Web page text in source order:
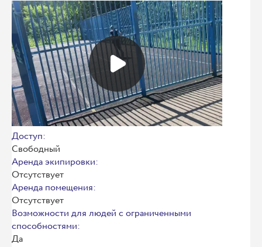
Доступ:
Свободный
Аренда экипировки:
Отсутствует
Аренда помещения:
Отсутствует
Возможности для людей с ограниченными
способностями:
Да